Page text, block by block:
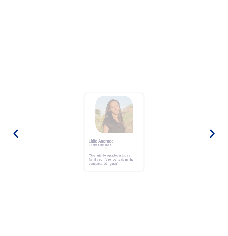
Lídia Andrade
Direito Humanos